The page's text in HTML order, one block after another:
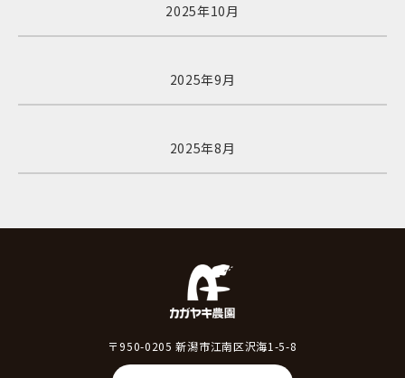
2025年10月
2025年9月
2025年8月
〒950-0205 新潟市江南区沢海1-5-8